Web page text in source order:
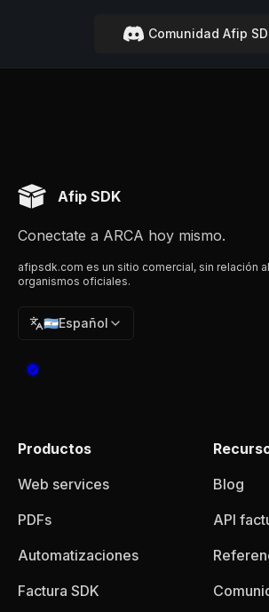
Comunidad Afip
Afip SDK
Conectate a ARCA hoy mismo.
afipsdk.com es un sitio comercial, sin relación
organismos oficiales.
🇦🇷Español
Productos
Web services
PDFs
Automatizaciones
Factura SDK
Blog
API